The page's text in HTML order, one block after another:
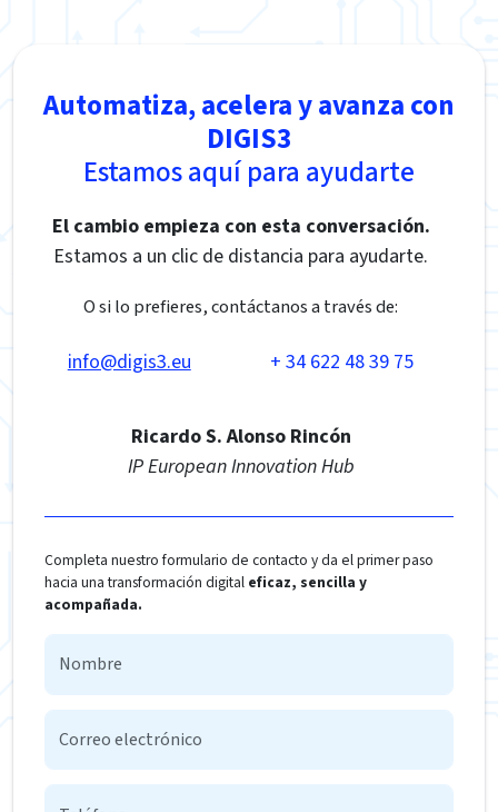
Automatiza, acelera y avanza con
DIGIS3
Estamos aquí para ayudarte
El cambio empieza con esta conversación.
Estamos a un clic de distancia para ayudarte.
O si lo prefieres, contáctanos a través de:
info@digis3.eu + 34 622 48 39 75
Ricardo S. Alonso Rincón
IP European Innovation Hub
Completa nuestro formulario de contacto y da el primer paso
hacia una transformación digital eficaz, sencilla y
acompañada.